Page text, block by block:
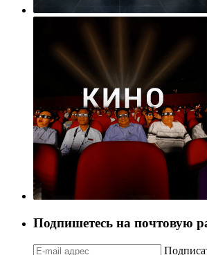
Подпишетесь на почтовую